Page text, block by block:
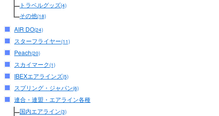
トラベルグッズ(4)
その他(18)
AIR DO(24)
スターフライヤー(11)
Peach(20)
スカイマーク(1)
IBEXエアラインズ(5)
スプリング・ジャパン(6)
連合・連盟・エアライン各種
国内エアライン(3)